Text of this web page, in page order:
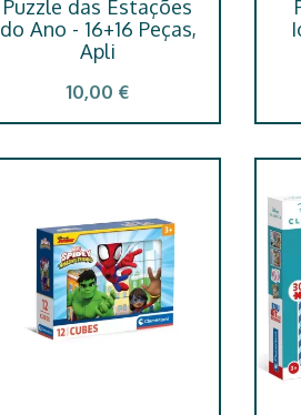
Puzzle das Estações
do Ano - 16+16 Peças,
Apli
10,00 €